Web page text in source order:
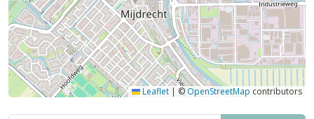
Leaflet | ©OpenStreetMap contributors